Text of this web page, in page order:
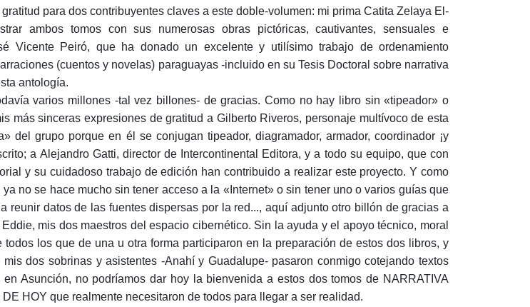
para dos contribuyentes claves a este doble-volumen: mi prima Catita Zelaya El-
ambos tomos con sus numerosas obras pictóricas, cautivantes, sensuales e
Vicente Peiró, que ha donado un excelente y utilísimo trabajo de ordenamiento
(cuentos y novelas) paraguayas -incluido en su Tesis Doctoral sobre narrativa
antología.
varios millones -tal vez billones- de gracias. Como no hay libro sin «tipeador» o
más sinceras expresiones de gratitud a Gilberto Riveros, personaje multívoco de esta
del grupo porque en él se conjugan tipeador, diagramador, armador, coordinador ¡y
a Alejandro Gatti, director de Intercontinental Editora, y a todo su equipo, que con
y su cuidadoso trabajo de edición han contribuido a realizar este proyecto. Y como
no se hace mucho sin tener acceso a la «Internet» o sin tener uno o varios guías que
reunir datos de las fuentes dispersas por la red..., aquí adjunto otro billón de gracias a
mis dos maestros del espacio cibernético. Sin la ayuda y el apoyo técnico, moral
los que de una u otra forma participaron en la preparación de estos dos libros, y
dos sobrinas y asistentes -Anahí y Guadalupe- pasaron conmigo cotejando textos
Asunción, no podríamos dar hoy la bienvenida a estos dos tomos de NARRATIVA
HOY que realmente necesitaron de todos para llegar a ser realidad.